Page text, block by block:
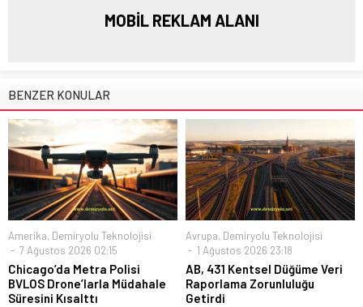
MOBİL REKLAM ALANI
BENZER KONULAR
Amerika, Demiryolu Teknolojisi
7 Ağustos 2026 02:15
Chicago’da Metra Polisi
BVLOS Drone’larla Müdahale
Süresini Kısalttı
Avrupa, Demiryolu Teknolojisi
1 Ağustos 2026 23:18
AB, 431 Kentsel Düğüme Veri
Raporlama Zorunluluğu
Getirdi